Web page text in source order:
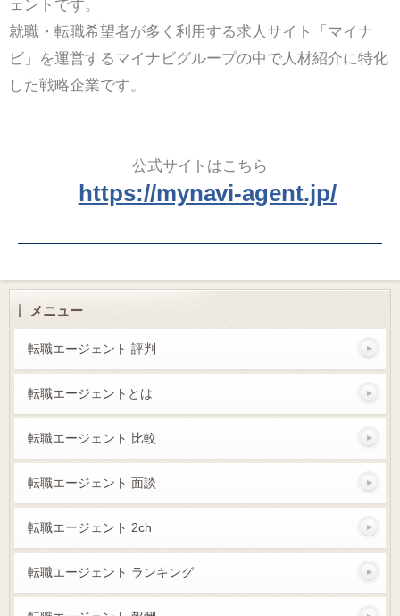
ェントです。
就職・転職希望者が多く利用する求人サイト「マイナ
ビ」を運営するマイナビグループの中で人材紹介に特化
した戦略企業です。
公式サイトはこちら
https://mynavi-agent.jp/
メニュー
転職エージェント 評判
転職エージェントとは
転職エージェント 比較
転職エージェント 面談
転職エージェント 2ch
転職エージェント ランキング